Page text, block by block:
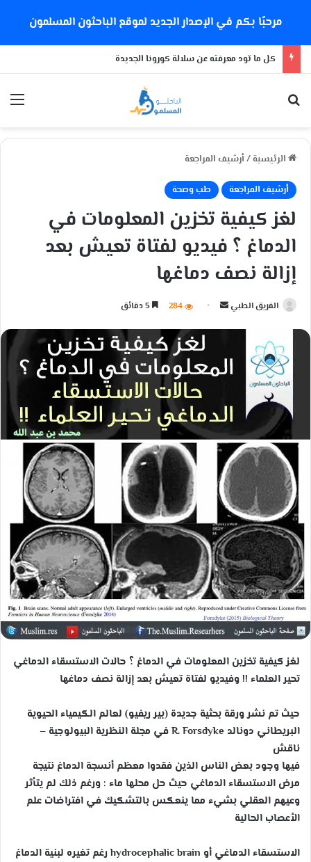
مرحبًا بكم في الإصدار الجديد لموقع الباحثون المسلمون
كل ما تود معرفته عن سلالة كورونا الجديدة
الرئيسية / أرشيف المراجعة
أرشيف المراجعة طب وصحة
لغز كيفية تخزين المعلومات في
الدماغ ؟ فيديو لفتاة تعيش بعد
إزالة نصف دماغها
الفريق الطبي
ب
د
ا
ل
ك
ر
و
ن
ي
ا
284
لغز كيفية تخزين المعلومات في الدماغ ؟ حالات الاستسقاء الدماغي
تحير العلماء !! وفيديو لفتاة تعيش بعد إزالة نصف دماغها
حيث تم نشر ورقة بحثية جديدة (بير ريفيو) لعالم الكيمياء الحيوية
البريطاني دونالد R. Forsdyke في مجلة النظرية البيولوجية –
ناقش
فيها وجود بعض الناس الذين فقدوا معظم أنسجة الدماغ نتيجة
مرض الاستسقاء الدماغي حيث حل محلها ماء : ورغم ذلك لم يتأثر
وعيهم العقلي بشيء مما ينعكس بالتشكيك في افتراضات علم
الأعصاب الحالية
الاستسقاء الدماغي أو hydrocephalic brain رغم تغيره لبنية الدماغ